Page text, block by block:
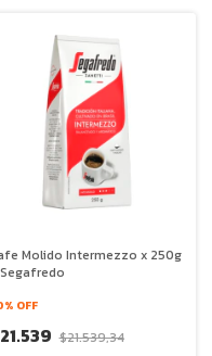
Molido Intermezzo x 250g
% OFF
$21.539,34